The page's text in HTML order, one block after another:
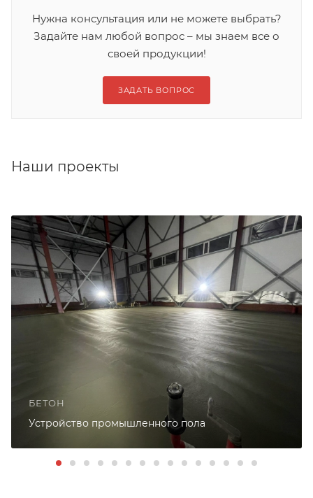
Нужна консультация или не можете выбрать?
Задайте нам любой вопрос – мы знаем все о
своей продукции!
ЗАДАТЬ ВОПРОС
Наши проекты
БЕТОН
Устройство промышленного пола